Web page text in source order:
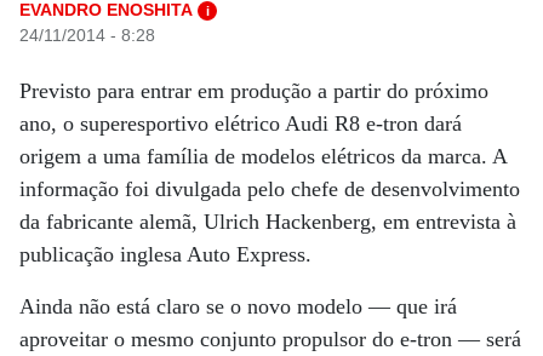
EVANDRO ENOSHITA i
24/11/2014 - 8:28
Previsto para entrar em produção a partir do próximo
ano, o superesportivo elétrico Audi R8 e-tron dará
origem a uma família de modelos elétricos da marca. A
informação foi divulgada pelo chefe de desenvolvimento
da fabricante alemã, Ulrich Hackenberg, em entrevista à
publicação inglesa Auto Express.
Ainda não está claro se o novo modelo — que irá
aproveitar o mesmo conjunto propulsor do e-tron — será